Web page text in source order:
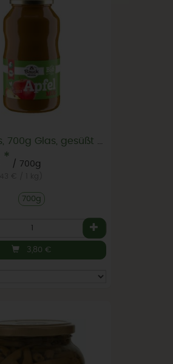
*
/ 700g
700g
3,80 €